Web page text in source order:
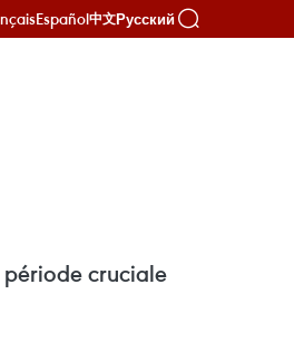
Español中文Русский
période cruciale